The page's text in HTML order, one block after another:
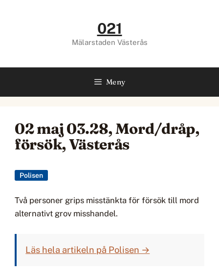
021
Mälarstaden Västerås
Meny
02 maj 03.28, Mord/dråp,
försök, Västerås
Polisen
Två personer grips misstänkta för försök till mord
alternativt grov misshandel.
Läs hela artikeln på Polisen →